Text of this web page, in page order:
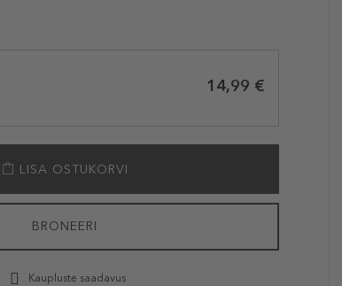
14,99 €
LISA OSTUKORVI
BRONEERI
Kaupluste saadavus